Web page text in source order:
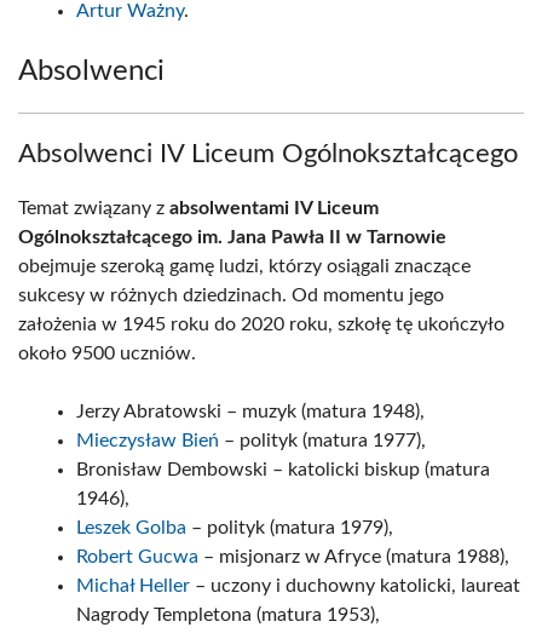
Artur Ważny.
Absolwenci
Absolwenci IV Liceum Ogólnokształcącego
Temat związany z absolwentami IV Liceum
Ogólnokształcącego im. Jana Pawła II w Tarnowie
obejmuje szeroką gamę ludzi, którzy osiągali znaczące
sukcesy w różnych dziedzinach. Od momentu jego
założenia w 1945 roku do 2020 roku, szkołę tę ukończyło
około 9500 uczniów.
Jerzy Abratowski – muzyk (matura 1948),
Mieczysław Bień – polityk (matura 1977),
Bronisław Dembowski – katolicki biskup (matura
1946),
Leszek Golba – polityk (matura 1979),
Robert Gucwa – misjonarz w Afryce (matura 1988),
Michał Heller – uczony i duchowny katolicki, laureat
Nagrody Templetona (matura 1953),